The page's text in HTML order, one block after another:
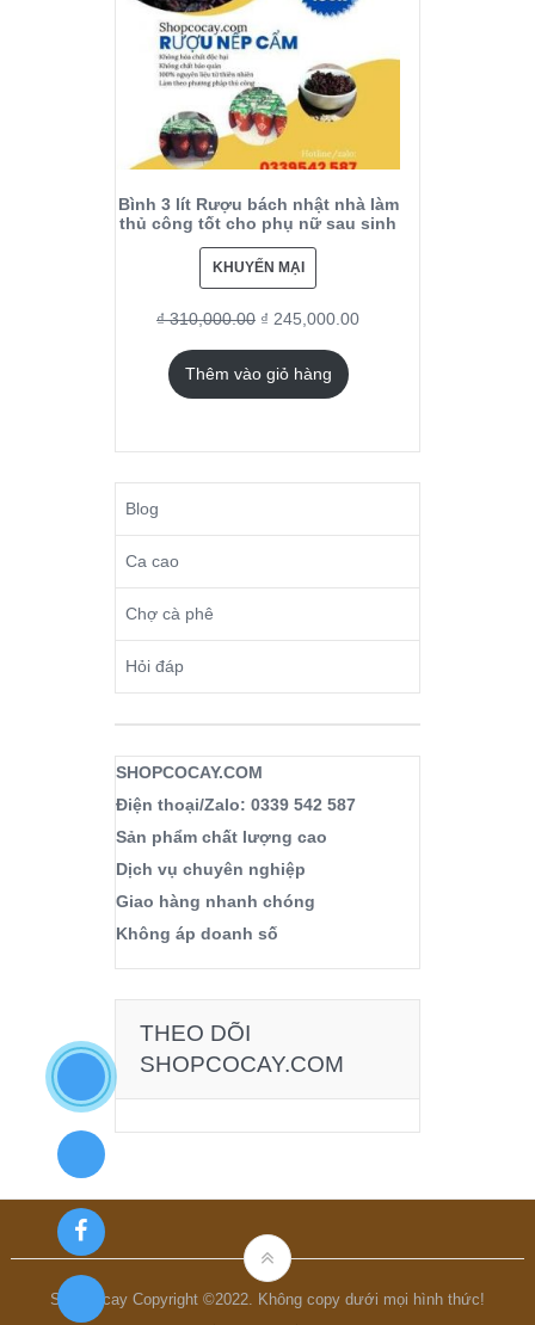
Bình 3 lít Rượu bách nhật nhà làm
thủ công tốt cho phụ nữ sau sinh
KHUYẾN MẠI
₫310,000.00 ₫ 245,000.00
Thêm vào giỏ hàng
Blog
Ca cao
Chợ cà phê
Hỏi đáp
SHOPCOCAY.COM
Điện thoại/Zalo: 0339 542 587
Sản phẩm chất lượng cao
Dịch vụ chuyên nghiệp
Giao hàng nhanh chóng
Không áp doanh số
THEO DÕI
SHOPCOCAY.COM
Shopcocay Copyright ©2022. Không copy dưới mọi hình thức!